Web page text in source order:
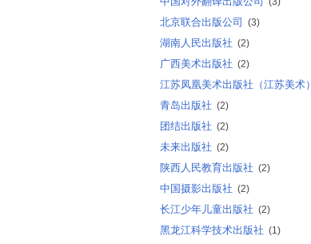
北京联合出版公司 (3)
湖南人民出版社 (2)
广西美术出版社 (2)
江苏凤凰美术出版社（江苏美术）
青岛出版社 (2)
团结出版社 (2)
未来出版社 (2)
陕西人民教育出版社 (2)
中国摄影出版社 (2)
长江少年儿童出版社 (2)
黑龙江科学技术出版社 (1)